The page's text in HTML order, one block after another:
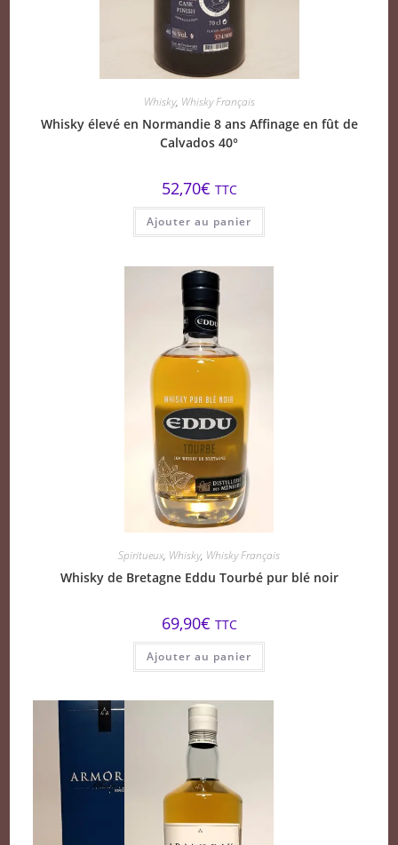
Whisky, Whisky Français
Whisky élevé en Normandie 8 ans Affinage en fût de
Calvados 40°
52,70€ TTC
Ajouter au panier
Spiritueux, Whisky, Whisky Français
Whisky de Bretagne Eddu Tourbé pur blé noir
69,90€ TTC
Ajouter au panier